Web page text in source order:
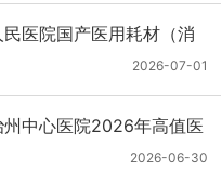
医院国产医用耗材（消
）采购项目单一来源公
2026-07-01
中心医院2026年高值医
目第二次公开招标公告
2026-06-30